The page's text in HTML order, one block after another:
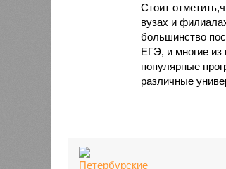
Стоит
вузах и
большинство
ЕГЭ, и многие
популярные
различные